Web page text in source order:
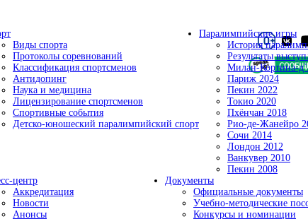
Виды спорта
Протоколы соревнований
Классификация спортсменов
Антидопинг
Наука и медицина
Лицензирование спортсменов
Спортивные события
Детско-юношеский паралимпийский спорт
Паралимпийские игры
История
Результаты
Милан-Кортина-
Париж 2024
Пекин 2022
Токио 2020
Пхёнчан 2018
Рио-де-Жанейро
Сочи 2014
Лондон 2012
Ванкувер 2010
Пекин 2008
центр
Аккредитация
Новости
Анонсы
Документы
Официальные документы
Учебно-методические
Конкурсы и номинации